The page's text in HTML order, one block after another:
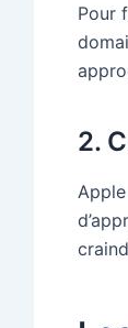
Pour
2.